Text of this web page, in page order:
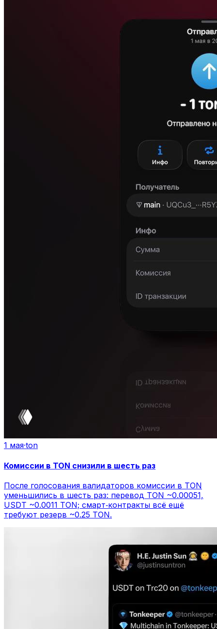
1 мая·ton
Комиссии в TON снизили в шесть раз
После голосования валидаторов комиссии в TON
уменьшились в шесть раз: перевод TON ~0.00051,
USDT ~0.0011 TON; смарт‑контракты всё ещё
требуют резерв ~0.25 TON.